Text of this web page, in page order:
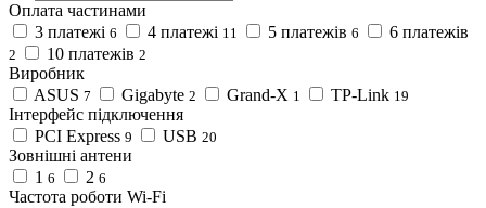
Оплата частинами
3 платежі 6 4 платежі 11 5 платежів 6 6 платежів
2 10 платежів 2
Виробник
ASUS 7 Gigabyte 2 Grand-X 1 TP-Link 19
Інтерфейс підключення
PCI Express 9 USB 20
Зовнішні антени
1 6 2 6
Частота роботи Wi-Fi